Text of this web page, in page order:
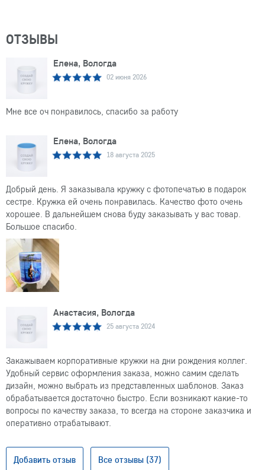
ОТЗЫВЫ
Елена, Вологда
02 июня 2026
Мне все оч понравилось, спасибо за работу
Елена, Вологда
18 августа 2025
Добрый день. Я заказывала кружку с фотопечатью в подарок
сестре. Кружка ей очень понравилась. Качество фото очень
хорошее. В дальнейшем снова буду заказывать у вас товар.
Большое спасибо.
Анастасия, Вологда
25 августа 2024
Закажываем корпоративные кружки на дни рождения коллег.
Удобный сервис оформления заказа, можно самим сделать
дизайн, можно выбрать из представленных шаблонов. Заказ
обрабатывается достаточно быстро. Если возникают какие-то
вопросы по качеству заказа, то всегда на стороне заказчика и
оперативно отрабатывают.
Добавить отзыв Все отзывы (37)